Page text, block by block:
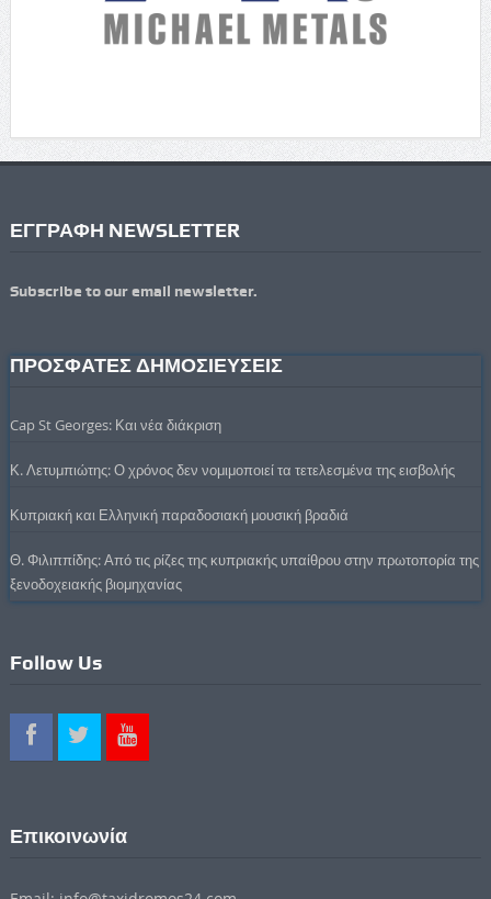
ΕΓΓΡΑΦΗ NEWSLETTER
Subscribe to our email newsletter.
ΠΡΟΣΦΑΤΕΣ ΔΗΜΟΣΙΕΥΣΕΙΣ
Cap St Georges: Και νέα διάκριση
Κ. Λετυμπιώτης: Ο χρόνος δεν νομιμοποιεί τα τετελεσμένα της εισβολής
Κυπριακή και Ελληνική παραδοσιακή μουσική βραδιά
Θ. Φιλιππίδης: Από τις ρίζες της κυπριακής υπαίθρου στην πρωτοπορία της
ξενοδοχειακής βιομηχανίας
Follow Us
Επικοινωνία